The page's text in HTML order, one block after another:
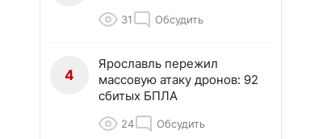
31 Обсудить
4
Ярославль пережил
массовую атаку дронов: 92
сбитых БПЛА
24 Обсудить